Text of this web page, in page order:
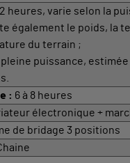
2 heures, varie selon la
également le poids, la
du terrain ;
puissance,
: 6 à 8 heures
électronique +
de bridage 3 positions